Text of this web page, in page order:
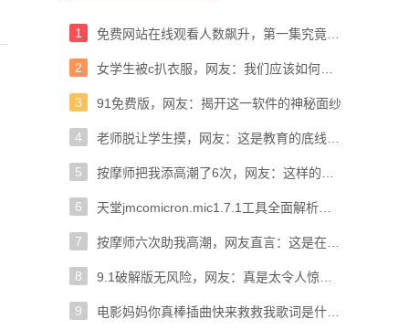
1
2
3 91免费版，网友：揭开这一软件的神秘面纱
4
5
6
7
8
9